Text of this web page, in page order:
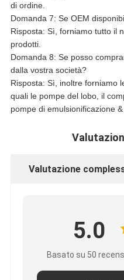
di ordine.
Domanda 7: Se OEM
Risposta: Sì, forniamo tutto il
prodotti.
Domanda 8: Se posso
dalla vostra società?
Risposta: Sì, inoltre forniamo
quali le pompe del lobo, il
pompe di emulsionificazione
Valutazione
5.0
Basato su 50